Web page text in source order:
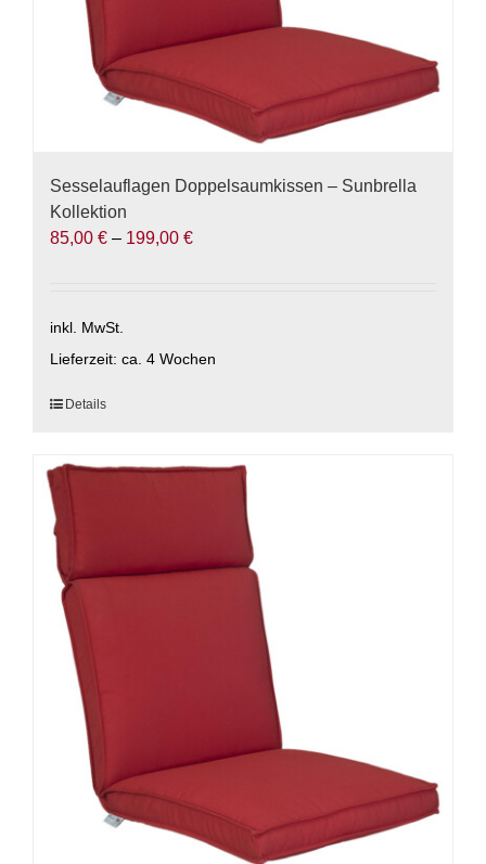
werden
Sesselauflagen Doppelsaumkissen – Sunbrella
Kollektion
85,00 € – 199,00 €
inkl. MwSt.
Lieferzeit: ca. 4 Wochen
Dieses
mehrere
Varianten
auf.
Die
Optionen
können
auf
der
Produktseite
gewählt
werden
Details